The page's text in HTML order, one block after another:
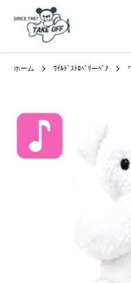
ホーム ﾜｲﾙﾄﾞｽﾄﾛﾍﾞﾘーﾍﾞｱ